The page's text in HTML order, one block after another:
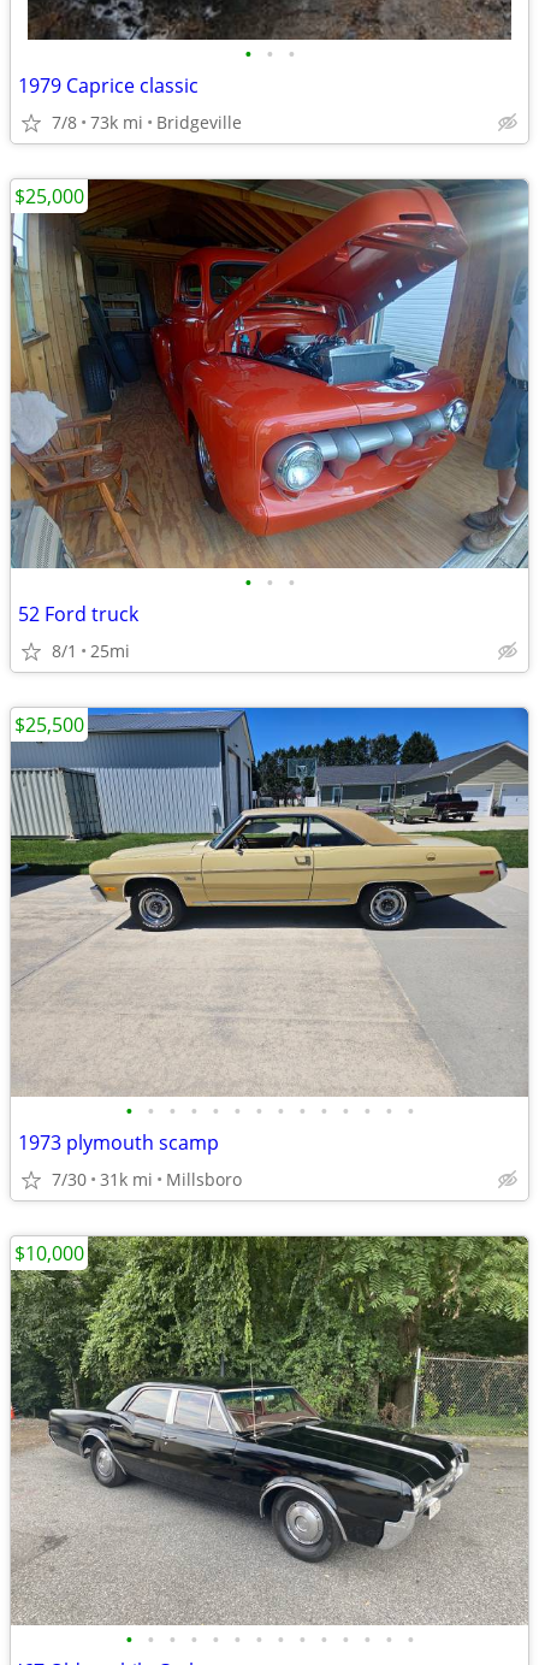
• • •
1979 Caprice classic
7/8 73k mi Bridgeville
• • •
52 Ford truck
8/1 25mi
$25,000
• • • • • • • • • • • • • •
1973 plymouth scamp
7/30 31k mi Millsboro
$25,500
• • • • • • • • • • • • • •
$10,000